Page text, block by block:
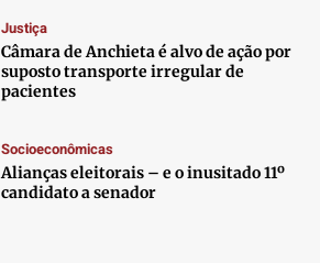
Justiça
Câmara de Anchieta é alvo de ação por
suposto transporte irregular de
pacientes
Socioeconômicas
Alianças eleitorais – e o inusitado 11º
candidato a senador